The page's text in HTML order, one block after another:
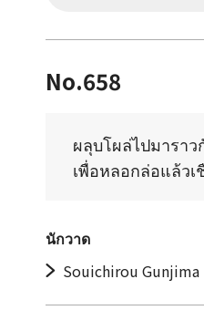
No.658
ผลุบโผล่ไปมาราว
เพื่อหลอกล่อแล้ว
นักวาด
Souichirou Gunjima